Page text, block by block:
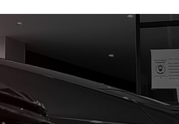
et une honnêteté qui se
de nos jours. Je suis
acquisition et je
vivement cet
pour la qualité de
client. Encore merci